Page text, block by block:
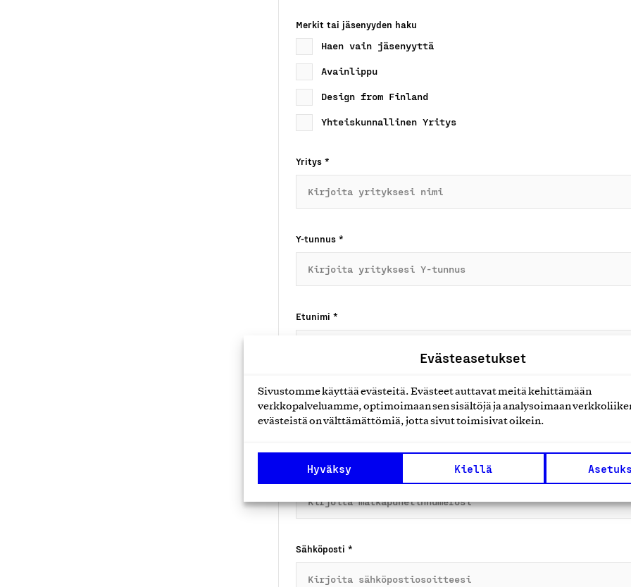
Evästeasetukset
Sivustomme käyttää evästeitä. Evästeet auttavat meitä kehittämään
verkkopalveluamme, optimoimaan sen sisältöjä ja analysoimaan
evästeistä on välttämättömiä, jotta sivut toimisivat oikein.
Hyväksy Kiellä
Merkit tai jäsenyyden haku
Haen vain jäsenyyttä
Avainlippu
Design from Finland
Yhteiskunnallinen Yritys
Yritys *
Y-tunnus *
Etunimi *
Sukunimi*
Matkapuhelin
Sähköposti *